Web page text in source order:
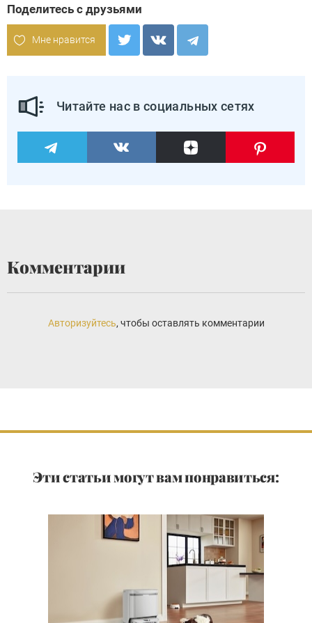
Поделитесь с друзьями
Мне нравится
Читайте нас в социальных сетях
Комментарии
Авторизуйтесь, чтобы оставлять комментарии
Эти статьи могут вам понравиться: